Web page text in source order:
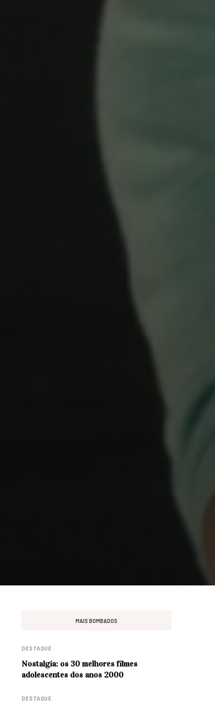
MAIS BOMBADOS
DESTAQUE
Nostalgia: os 30 melhores filmes
adolescentes dos anos 2000
DESTAQUE